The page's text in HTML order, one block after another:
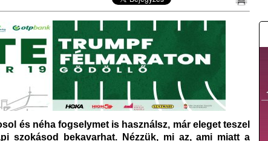
és néha fogselymet is használsz, már eleget teszel
szokásod bekavarhat. Nézzük, mi az, ami miatt a